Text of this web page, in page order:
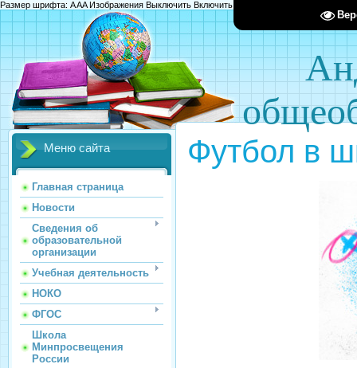
Размер шрифта: AAAИзображения Выключить Включить
Меню сайта
Главная страница
Новости
Сведения об
образовательной
организации
Учебная деятельность
НОКО
ФГОС
Школа
Минпросвещения
России
Футбол в